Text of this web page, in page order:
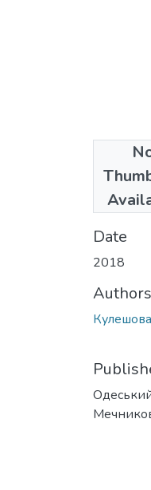
(39.34
Date
2018
Authors
Одеський